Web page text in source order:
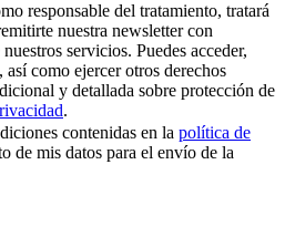
responsable del tratamiento, tratará
nuestra newsletter con
servicios. Puedes acceder,
como ejercer otros derechos
y detallada sobre protección de
.
contenidas en la política de
de mis datos para el envío de la